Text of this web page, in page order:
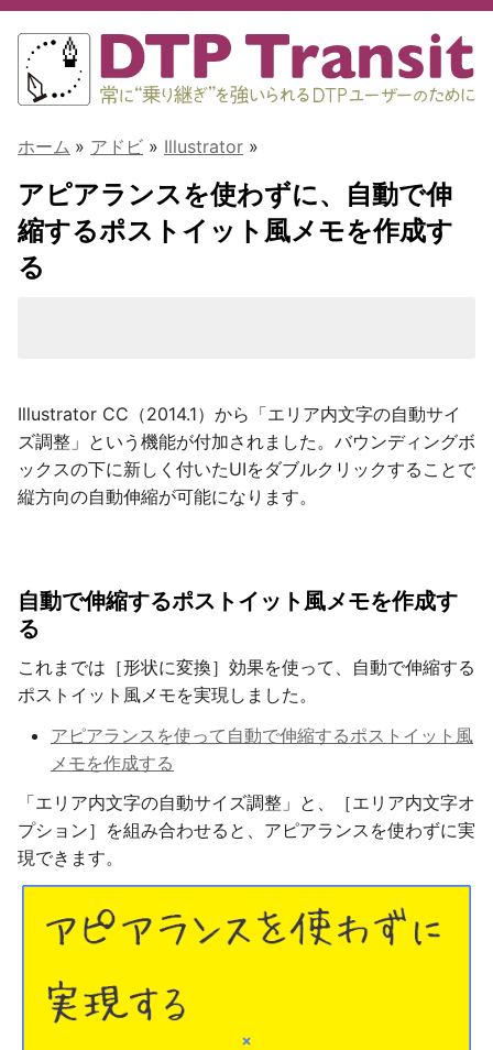
ホーム » アドビ » Illustrator »
アピアランスを使わずに、自動で伸
縮するポストイット風メモを作成す
る
Illustrator CC（2014.1）から「エリア内文字の自動サイ
ズ調整」という機能が付加されました。バウンディングボ
ックスの下に新しく付いたUIをダブルクリックすることで
縦方向の自動伸縮が可能になります。
自動で伸縮するポストイット風メモを作成す
る
これまでは［形状に変換］効果を使って、自動で伸縮する
ポストイット風メモを実現しました。
アピアランスを使って自動で伸縮するポストイット風
メモを作成する
「エリア内文字の自動サイズ調整」と、［エリア内文字オ
プション］を組み合わせると、アピアランスを使わずに実
現できます。